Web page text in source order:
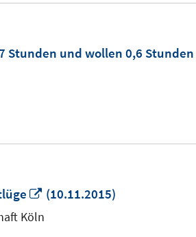
Stunden und wollen 0,6
In
neuem
(10.11.2015)
Köln